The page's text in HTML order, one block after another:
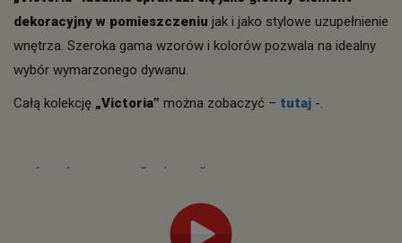
dekoracyjny w pomieszczeniu jak i jako stylowe uzupełnienie
wnętrza. Szeroka gama wzorów i kolorów pozwala na idealny
wybór wymarzonego dywanu.
Całą kolekcję „Victoria” można zobaczyć – tutaj -.